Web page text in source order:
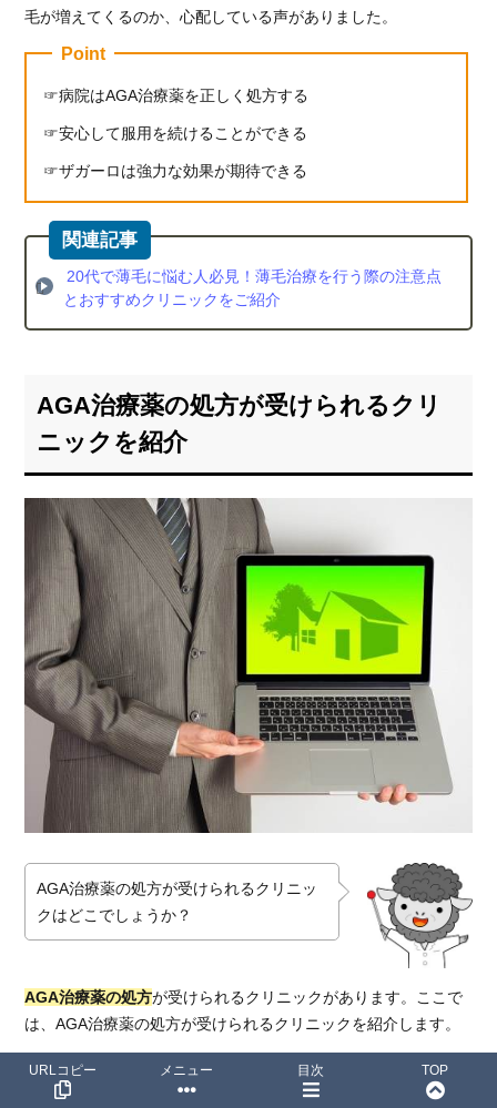
毛が増えてくるのか、心配している声がありました。
Point
病院はAGA治療薬を正しく処方する
安心して服用を続けることができる
ザガーロは強力な効果が期待できる
20代で薄毛に悩む人必見！薄毛治療を行う際の注意点
とおすすめクリニックをご紹介
AGA治療薬の処方が受けられるクリ
ニックを紹介
AGA治療薬の処方が受けられるクリニッ
クはどこでしょうか？
AGA治療薬の処方が受けられるクリニックがあります。ここで
は、AGA治療薬の処方が受けられるクリニックを紹介します。
湘南美容AGAクリニック
URLコピー メニュー 目次 TOP